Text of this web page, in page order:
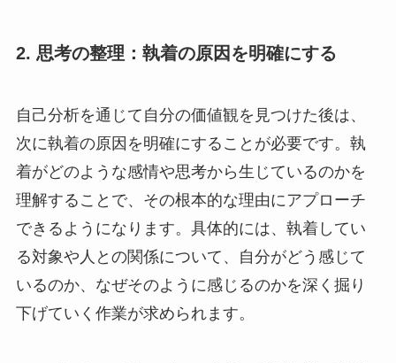
2. 思考の整理：執着の原因を明確にする
自己分析を通じて自分の価値観を見つけた後は、
次に執着の原因を明確にすることが必要です。執
着がどのような感情や思考から生じているのかを
理解することで、その根本的な理由にアプローチ
できるようになります。具体的には、執着してい
る対象や人との関係について、自分がどう感じて
いるのか、なぜそのように感じるのかを深く掘り
下げていく作業が求められます。